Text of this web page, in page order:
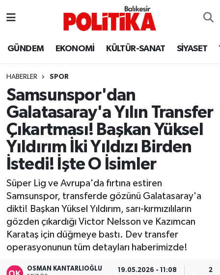
GÜNDEM EKONOMİ KÜLTÜR-SANAT SİYASET
HABERLER SPOR
Samsunspor'dan
Galatasaray'a Yılın Transfer
Çıkartması! Başkan Yüksel
Yıldırım İki Yıldızı Birden
İstedi! İşte O İsimler
Süper Lig ve Avrupa'da fırtına estiren
Samsunspor, transferde gözünü Galatasaray'a
dikti! Başkan Yüksel Yıldırım, sarı-kırmızılıların
gözden çıkardığı Victor Nelsson ve Kazımcan
Karataş için düğmeye bastı. Dev transfer
operasyonunun tüm detayları haberimizde!
OSMAN KANTARLIOĞLU 19.05.2026 - 11:08 2
Ayvalık
Bandırma
Bigadiç
BİYOGRAFİLER
Burhaniye
ÇEVRE
DÜNYA
Balıkesir Hava Durumu
Balıkesir Namaz Vakitleri
Balıkesir Trafik Yoğunluk Haritası
Süper Lig Puan Durumu ve Fikstür
Tüm Manşetler
Son Dakika Haberleri
Haber Arşivi